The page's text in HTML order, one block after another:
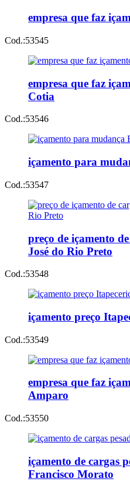
empresa que faz
Cod.:53545
empresa que faz
Cotia
Cod.:53546
içamento para
Cod.:53547
preço de içamento
José do Rio Preto
Cod.:53548
içamento preço
Cod.:53549
empresa que faz
Amparo
Cod.:53550
içamento de cargas
Francisco Morato